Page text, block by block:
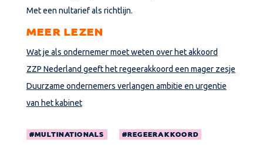
Met een nultarief als richtlijn.
MEER LEZEN
Wat je als ondernemer moet weten over het akkoord
ZZP Nederland geeft het regeerakkoord een mager zesje
Duurzame ondernemers verlangen ambitie en urgentie
van het kabinet
MULTINATIONALS REGEERAKKOORD